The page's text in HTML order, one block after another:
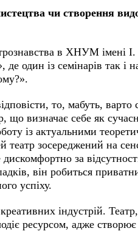
чи створення
в ХНУМ імені І.
один із семінарів так і
то, мабуть,
що визначає себе як
із актуальними
театр зосереджений на
за
він робиться
успіху.
індустрій.
ресурсом, адже